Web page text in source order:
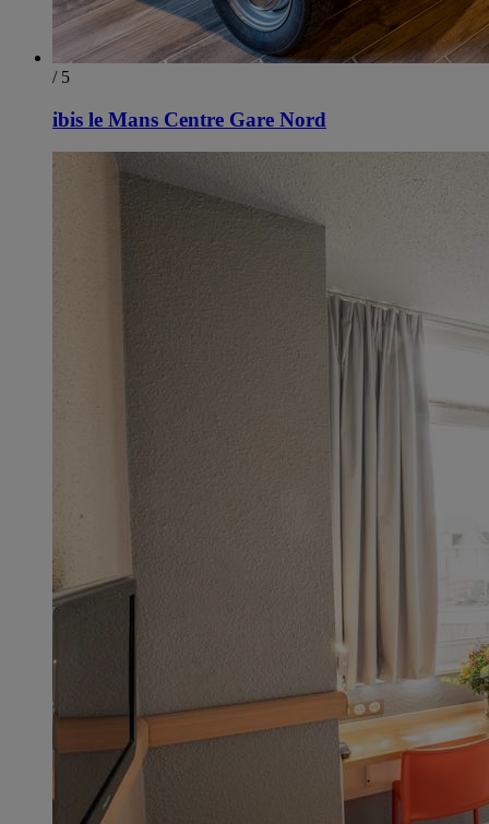
/ 5
ibis le Mans Centre Gare Nord